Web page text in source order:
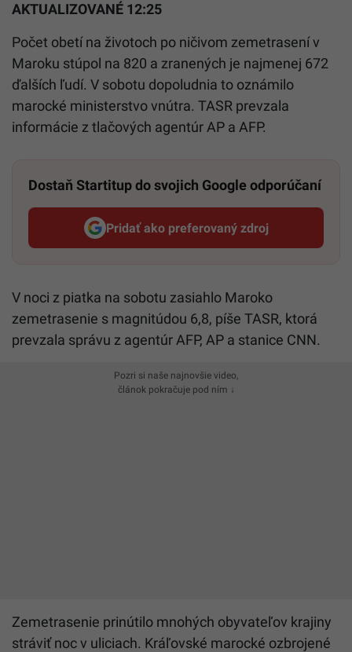
AKTUALIZOVANÉ 12:25
Počet obetí na životoch po ničivom zemetrasení v
Maroku stúpol na 820 a zranených je najmenej 672
ďalších ľudí. V sobotu dopoludnia to oznámilo
marocké ministerstvo vnútra. TASR prevzala
informácie z tlačových agentúr AP a AFP.
Dostaň Startitup do svojich Google odporúčaní
Pridať ako preferovaný zdroj
Startitup, odkaz sa otvorí v
V noci z piatka na sobotu zasiahlo Maroko
zemetrasenie s magnitúdou 6,8, píše TASR, ktorá
prevzala správu z agentúr AFP, AP a stanice CNN.
Pozri si naše najnovšie video,
článok pokračuje pod ním ↓
Zemetrasenie prinútilo mnohých obyvateľov krajiny
stráviť noc v uliciach. Kráľovské marocké ozbrojené